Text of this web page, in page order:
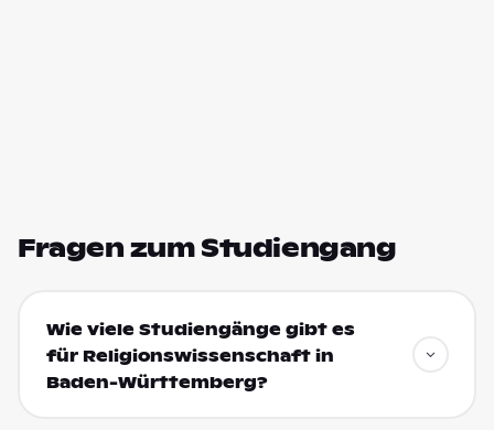
Fragen zum Studiengang
Wie viele Studiengänge gibt es
für Religionswissenschaft in
Baden-Württemberg?